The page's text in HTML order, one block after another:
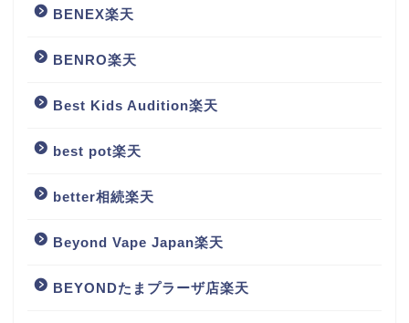
BENEX楽天
BENRO楽天
Best Kids Audition楽天
best pot楽天
better相続楽天
Beyond Vape Japan楽天
BEYONDたまプラーザ店楽天